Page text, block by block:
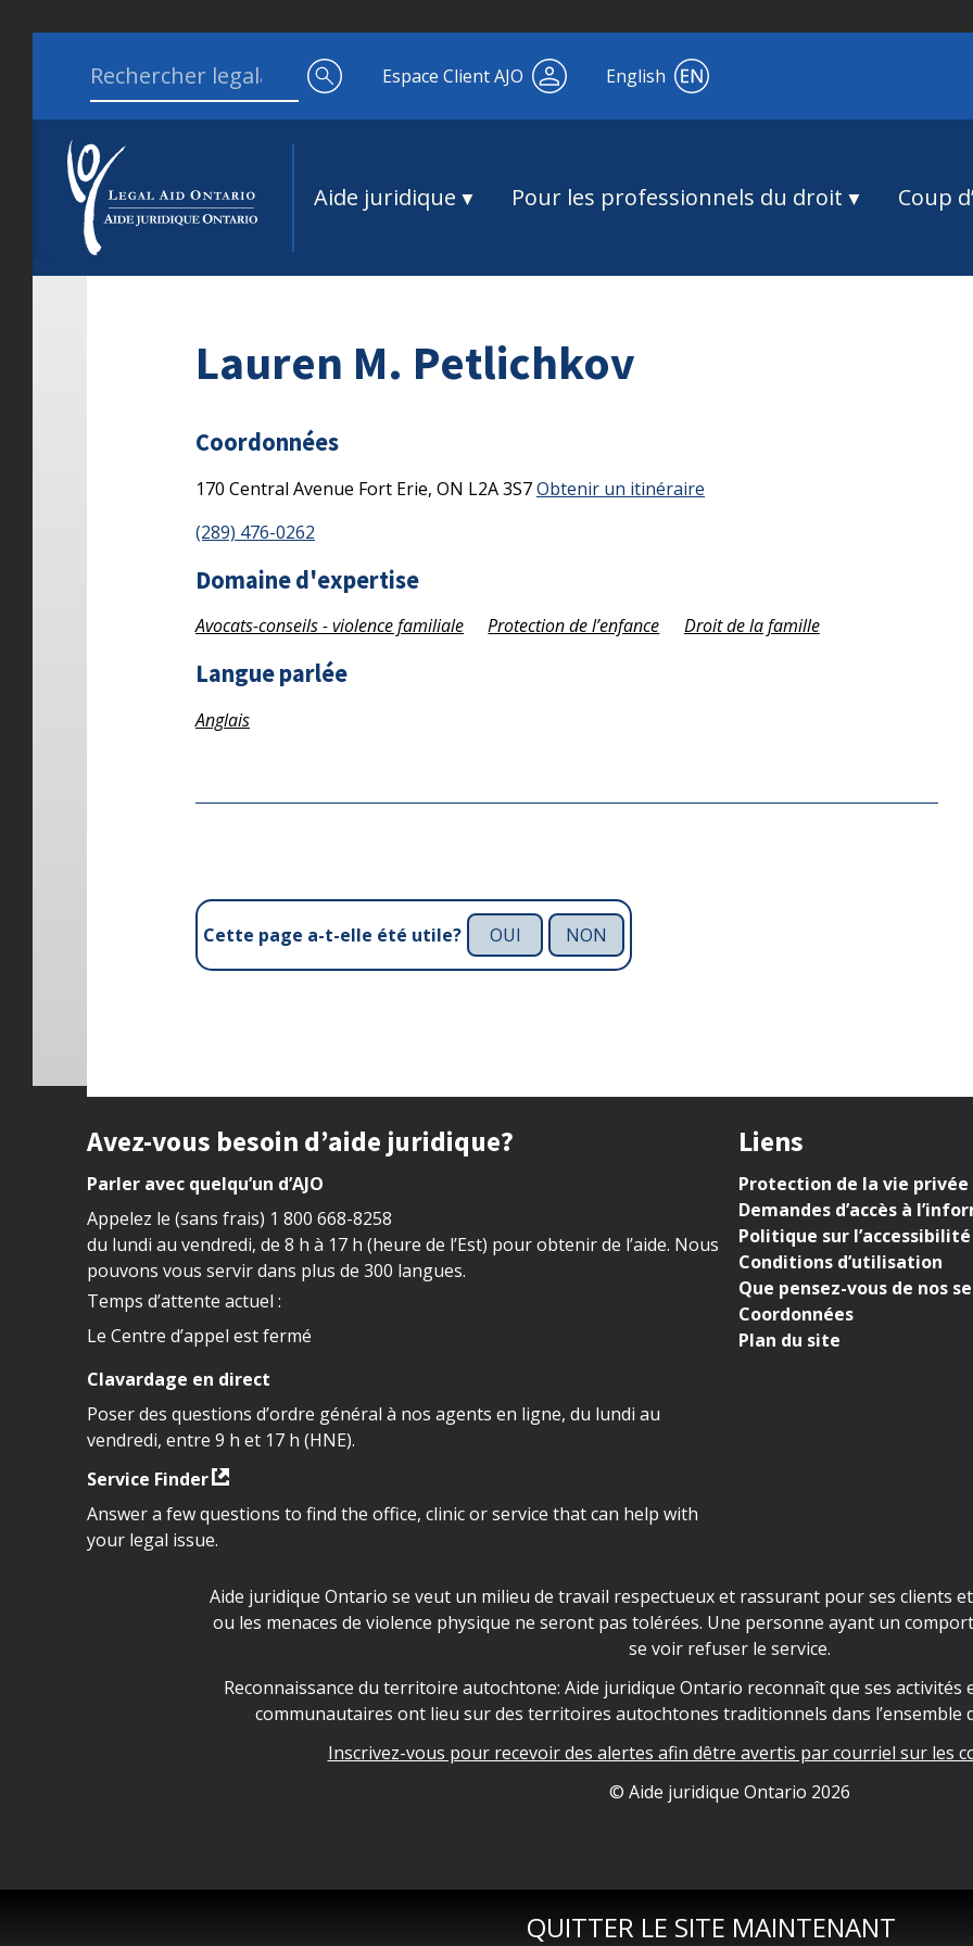
QUITTER LE SITE MAINTENANT
Search for:
Espace Client AJO English
Aide juridique Pour les professionnels du droit Coup
Lauren M. Petlichkov
Coordonnées
170 Central Avenue Fort Erie, ON L2A 3S7Obtenir un itinéraire
(289) 476-0262
Domaine d'expertise
Avocats-conseils - violence familiale Protection de l’enfance Droit de la famille
Langue parlée
Anglais
Cette page a-t-elle été utile? OUI NON
Site footer
Avez-vous besoin d’aide juridique?
Parler avec quelqu’un d’AJO
Appelez le (sans frais) 1 800 668-8258
du lundi au vendredi, de 8 h à 17 h (heure de l’Est) pour obtenir de l’aide. Nous
pouvons vous servir dans plus de 300 langues.
Temps d’attente actuel :
Le Centre d’appel est fermé
Clavardage en direct
Poser des questions d’ordre général à nos agents en ligne, du lundi au
vendredi, entre 9 h et 17 h (HNE).
Service Finder
Answer a few questions to find the office, clinic or service that can help with
your legal issue.
Liens
Protection de la vie privée
Demandes d’accès à
Politique sur l’accessibilité
Conditions d’utilisation
Que pensez-vous de nos
Coordonnées
Plan du site
Déclaration sur la sécurité dans les locaux d'AJO.
Aide juridique Ontario se veut un milieu de travail respectueux et rassurant pour ses clients
ou les menaces de violence physique ne seront pas tolérées. Une personne ayant un
se voir refuser le service.
Legal Aid Ontario land acknowledgement
Reconnaissance du territoire autochtone: Aide juridique Ontario reconnaît que ses activités
communautaires ont lieu sur des territoires autochtones traditionnels dans l’ensemble
Inscrivez-vous pour recevoir des alertes afin dêtre avertis par courriel sur les
© Aide juridique Ontario 2026